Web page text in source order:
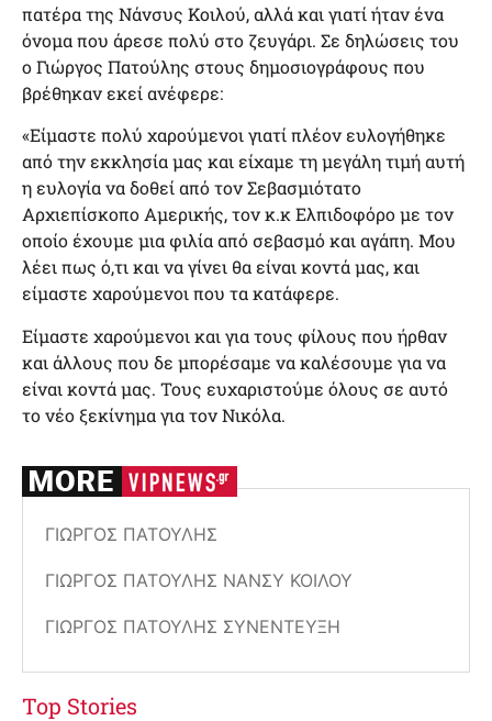
πατέρα της Νάνσυς Κοιλού, αλλά και γιατί ήταν ένα
όνομα που άρεσε πολύ στο ζευγάρι. Σε δηλώσεις του
ο Γιώργος Πατούλης στους δημοσιογράφους που
βρέθηκαν εκεί ανέφερε:
«Είμαστε πολύ χαρούμενοι γιατί πλέον ευλογήθηκε
από την εκκλησία μας και είχαμε τη μεγάλη τιμή αυτή
η ευλογία να δοθεί από τον Σεβασμιότατο
Αρχιεπίσκοπο Αμερικής, τον κ.κ Ελπιδοφόρο με τον
οποίο έχουμε μια φιλία από σεβασμό και αγάπη. Μου
λέει πως ό,τι και να γίνει θα είναι κοντά μας, και
είμαστε χαρούμενοι που τα κατάφερε.
Είμαστε χαρούμενοι και για τους φίλους που ήρθαν
και άλλους που δε μπορέσαμε να καλέσουμε για να
είναι κοντά μας. Τους ευχαριστούμε όλους σε αυτό
το νέο ξεκίνημα για τον Νικόλα.
ΓΙΏΡΓΟΣ ΠΑΤΟΎΛΗΣ
ΓΙΏΡΓΟΣ ΠΑΤΟΎΛΗΣ ΝΆΝΣΥ ΚΟΙΛΟΎ
ΓΙΏΡΓΟΣ ΠΑΤΟΎΛΗΣ ΣΥΝΈΝΤΕΥΞΗ
Top Stories